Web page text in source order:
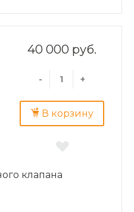
40 000 руб.
- +
В корзину
клапана